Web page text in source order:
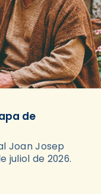
de
Joan Josep
juliol de 2026.